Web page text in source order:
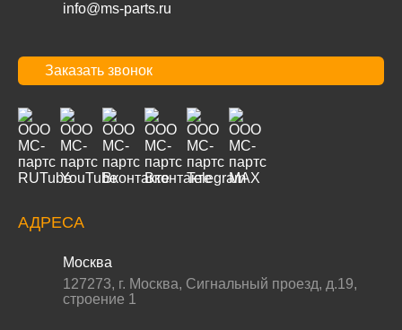
info@ms-parts.ru
Заказать звонок
АДРЕСА
Москва
127273, г. Москва, Сигнальный проезд, д.19,
строение 1